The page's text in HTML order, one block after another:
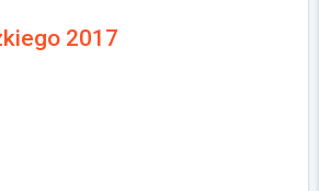
2017